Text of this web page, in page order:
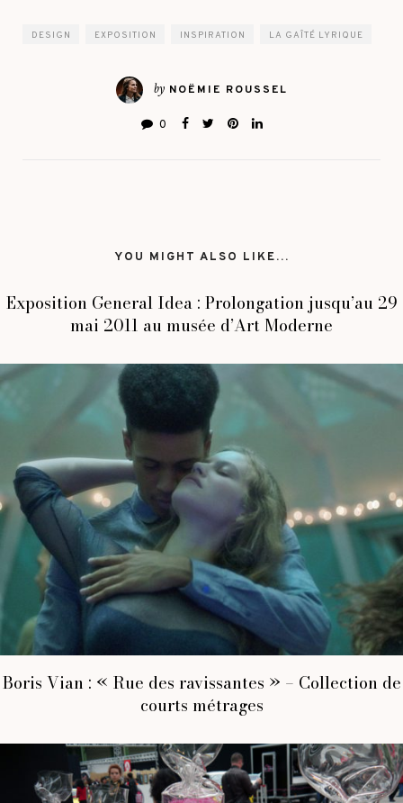
DESIGN EXPOSITION INSPIRATION LA GAÎTÉ LYRIQUE
by NOËMIE ROUSSEL
0
YOU MIGHT ALSO LIKE...
Exposition General Idea : Prolongation jusqu’au 29
mai 2011 au musée d’Art Moderne
Boris Vian : « Rue des ravissantes » – Collection de
courts métrages